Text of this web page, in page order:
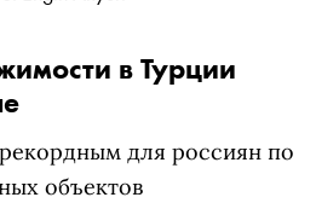
в Турции
для россиян по
объектов